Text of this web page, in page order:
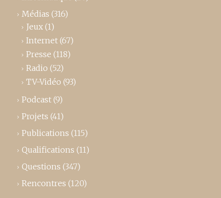
Médias (316)
Jeux (1)
Internet (67)
Presse (118)
Radio (52)
TV-Vidéo (93)
Podcast (9)
Projets (41)
Publications (115)
Qualifications (11)
Questions (347)
Rencontres (120)